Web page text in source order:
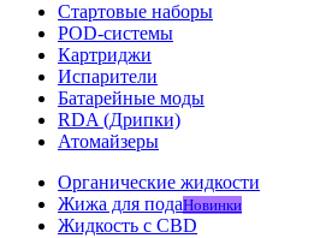
Стартовые наборы
POD-системы
Картриджи
Испарители
Батарейные моды
RDA (Дрипки)
Атомайзеры
Органические жидкости
Жижа для подаНовинки
Жидкость с CBD